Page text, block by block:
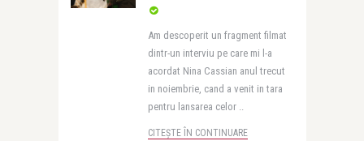
Am descoperit un fragment filmat
dintr-un interviu pe care mi l-a
acordat Nina Cassian anul trecut
in noiembrie, cand a venit in tara
pentru lansarea celor ..
CITEȘTE ÎN CONTINUARE